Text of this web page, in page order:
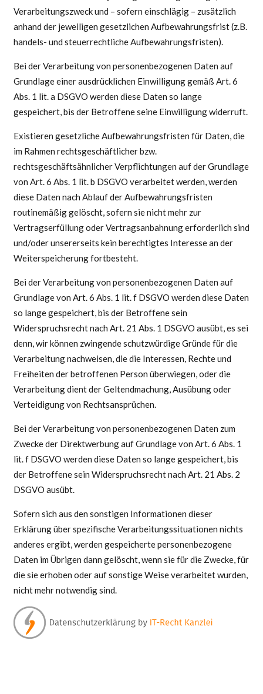
Verarbeitungszweck und – sofern einschlägig – zusätzlich
anhand der jeweiligen gesetzlichen Aufbewahrungsfrist (z.B.
handels- und steuerrechtliche Aufbewahrungsfristen).
Bei der Verarbeitung von personenbezogenen Daten auf
Grundlage einer ausdrücklichen Einwilligung gemäß Art. 6
Abs. 1 lit. a DSGVO werden diese Daten so lange
gespeichert, bis der Betroffene seine Einwilligung widerruft.
Existieren gesetzliche Aufbewahrungsfristen für Daten, die
im Rahmen rechtsgeschäftlicher bzw.
rechtsgeschäftsähnlicher Verpflichtungen auf der Grundlage
von Art. 6 Abs. 1 lit. b DSGVO verarbeitet werden, werden
diese Daten nach Ablauf der Aufbewahrungsfristen
routinemäßig gelöscht, sofern sie nicht mehr zur
Vertragserfüllung oder Vertragsanbahnung erforderlich sind
und/oder unsererseits kein berechtigtes Interesse an der
Weiterspeicherung fortbesteht.
Bei der Verarbeitung von personenbezogenen Daten auf
Grundlage von Art. 6 Abs. 1 lit. f DSGVO werden diese Daten
so lange gespeichert, bis der Betroffene sein
Widerspruchsrecht nach Art. 21 Abs. 1 DSGVO ausübt, es sei
denn, wir können zwingende schutzwürdige Gründe für die
Verarbeitung nachweisen, die die Interessen, Rechte und
Freiheiten der betroffenen Person überwiegen, oder die
Verarbeitung dient der Geltendmachung, Ausübung oder
Verteidigung von Rechtsansprüchen.
Bei der Verarbeitung von personenbezogenen Daten zum
Zwecke der Direktwerbung auf Grundlage von Art. 6 Abs. 1
lit. f DSGVO werden diese Daten so lange gespeichert, bis
der Betroffene sein Widerspruchsrecht nach Art. 21 Abs. 2
DSGVO ausübt.
Sofern sich aus den sonstigen Informationen dieser
Erklärung über spezifische Verarbeitungssituationen nichts
anderes ergibt, werden gespeicherte personenbezogene
Daten im Übrigen dann gelöscht, wenn sie für die Zwecke, für
die sie erhoben oder auf sonstige Weise verarbeitet wurden,
nicht mehr notwendig sind.